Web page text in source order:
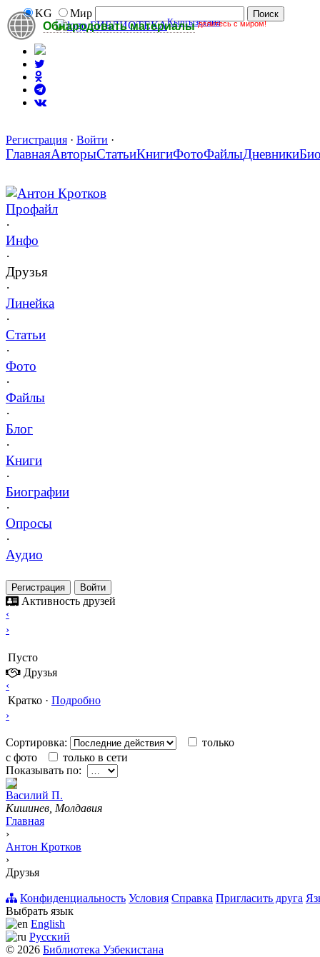
Обнародовать материалы делитесь с миром!
KG
Мир
БИБЛИОТЕКАКыргызстана
Регистрация · Войти ·
ГлавнаяАвторыСтатьиКнигиФотоФайлыДневники
Антон Кротков
Профайл
·
Инфо
·
Друзья
·
Линейка
·
Статьи
·
Фото
·
Файлы
·
Блог
·
Книги
·
Биографии
·
Опросы
·
Аудио
Регистрация Войти
Активность друзей
‹
›
Пусто
Друзья
‹
Кратко · Подробно
›
Сортировка:
только
с фото
только в сети
Показывать по:
Вacилий П.
Кишинев, Молдавия
Главная
›
Антон Кротков
›
Друзья
Конфиденциальность Условия Справка Пригласить друга
Выбрать язык
English
Русский
© 2026 Библиотека Узбекистана